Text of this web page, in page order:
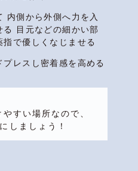
内側から外側へ力を入
目元などの細かい部
で優しくなじませる
レスし密着感を高める
すい場所なので、
しましょう！